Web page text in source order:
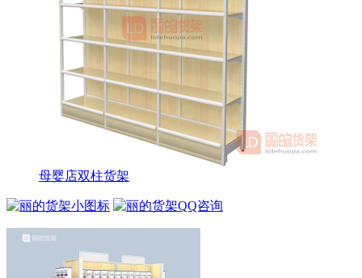
母婴店双柱货架